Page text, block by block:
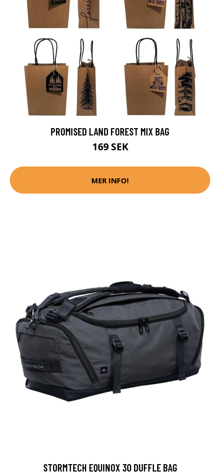
PROMISED LAND FOREST MIX BAG
169 SEK
MER INFO!
STORMTECH EQUINOX 30 DUFFLE BAG